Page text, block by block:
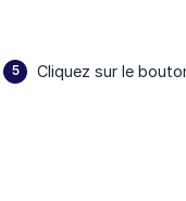
Cliquez sur le